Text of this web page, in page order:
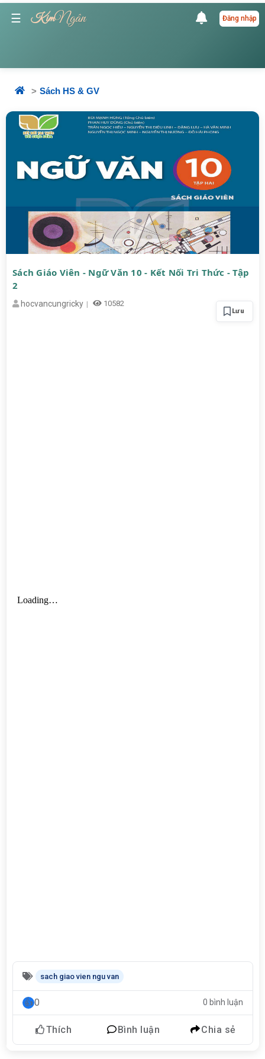
☰ KimNgân Đăng nhập
Sách HS & GV
Sách Giáo Viên - Ngữ Văn 10 - Kết Nối Tri Thức - Tập
2
hocvancungricky 10582
Lưu
sach giao vien ngu van
0 0 bình luận
Thích Bình luận Chia sẻ